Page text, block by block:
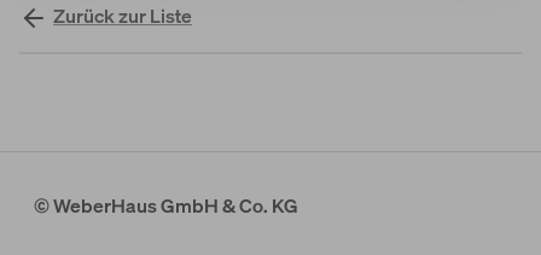
Zurück zur Liste
© WeberHaus GmbH & Co. KG